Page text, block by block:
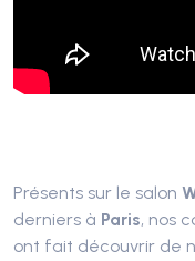
Présents sur le salon
derniers à Paris, nos
ont fait découvrir de